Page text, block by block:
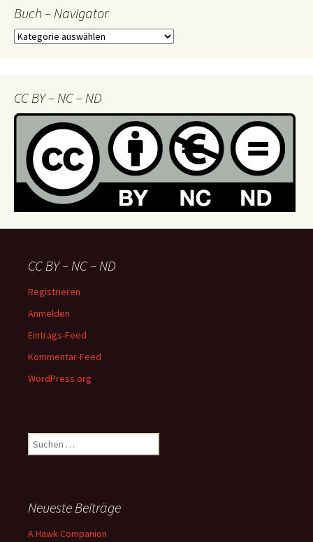
Buch – Navigator
Buch
CC BY – NC – ND
CC BY – NC – ND
Registrieren
Anmelden
Eintrags-Feed
Kommentar-Feed
WordPress.org
Suchen
nach:
Neueste Beiträge
A Hawk Companion